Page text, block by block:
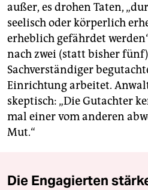
außer, es drohen Taten,
seelisch oder körperlich
erheblich gefährdet
nach zwei (statt bisher
Sachverständiger
Einrichtung arbeitet.
skeptisch: „Die Gutachter
mal einer vom anderen
Mut.“
Die Engagierten